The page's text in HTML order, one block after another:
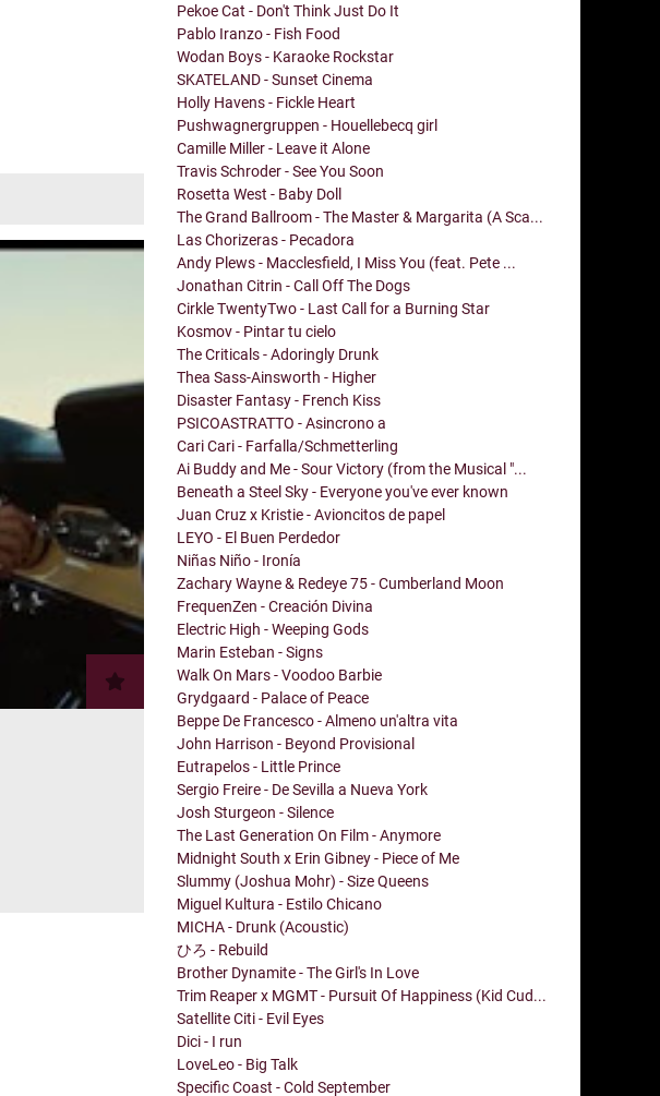
Pekoe Cat - Don't Think Just Do It
Pablo Iranzo - Fish Food
Wodan Boys - Karaoke Rockstar
SKATELAND - Sunset Cinema
Holly Havens - Fickle Heart
Pushwagnergruppen - Houellebecq girl
Camille Miller - Leave it Alone
Travis Schroder - See You Soon
Rosetta West - Baby Doll
The Grand Ballroom - The Master & Margarita (A Sca...
Las Chorizeras - Pecadora
Andy Plews - Macclesfield, I Miss You (feat. Pete ...
Jonathan Citrin - Call Off The Dogs
Cirkle TwentyTwo - Last Call for a Burning Star
Kosmov - Pintar tu cielo
The Criticals - Adoringly Drunk
Thea Sass-Ainsworth - Higher
Disaster Fantasy - French Kiss
PSICOASTRATTO - Asincrono a
Cari Cari - Farfalla/Schmetterling
Ai Buddy and Me - Sour Victory (from the Musical "...
Beneath a Steel Sky - Everyone you've ever known
Juan Cruz x Kristie - Avioncitos de papel
LEYO - El Buen Perdedor
Niñas Niño - Ironía
Zachary Wayne & Redeye 75 - Cumberland Moon
FrequenZen - Creación Divina
Electric High - Weeping Gods
Marin Esteban - Signs
Walk On Mars - Voodoo Barbie
Grydgaard - Palace of Peace
Beppe De Francesco - Almeno un'altra vita
John Harrison - Beyond Provisional
Eutrapelos - Little Prince
Sergio Freire - De Sevilla a Nueva York
Josh Sturgeon - Silence
The Last Generation On Film - Anymore
Midnight South x Erin Gibney - Piece of Me
Slummy (Joshua Mohr) - Size Queens
Miguel Kultura - Estilo Chicano
MICHA - Drunk (Acoustic)
ひろ - Rebuild
Brother Dynamite - The Girl's In Love
Trim Reaper x MGMT - Pursuit Of Happiness (Kid Cud...
Satellite Citi - Evil Eyes
Dici - I run
LoveLeo - Big Talk
Specific Coast - Cold September